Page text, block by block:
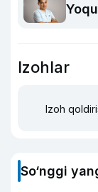
Izohlar
Izoh
So‘nggi